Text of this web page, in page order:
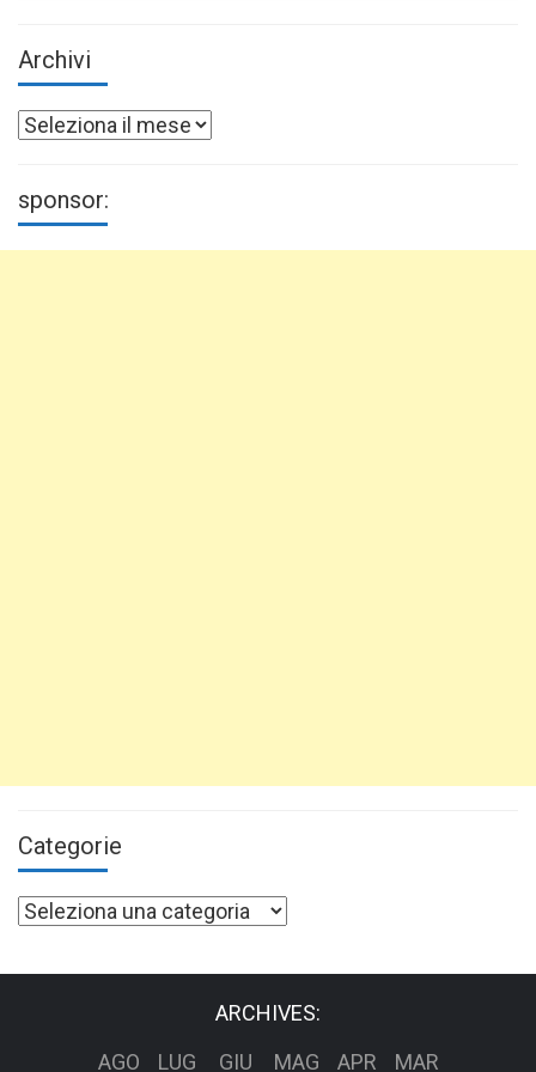
Archivi
Archivi
sponsor:
Categorie
Categorie
ARCHIVES:
AGO
LUG GIU MAG APR MAR